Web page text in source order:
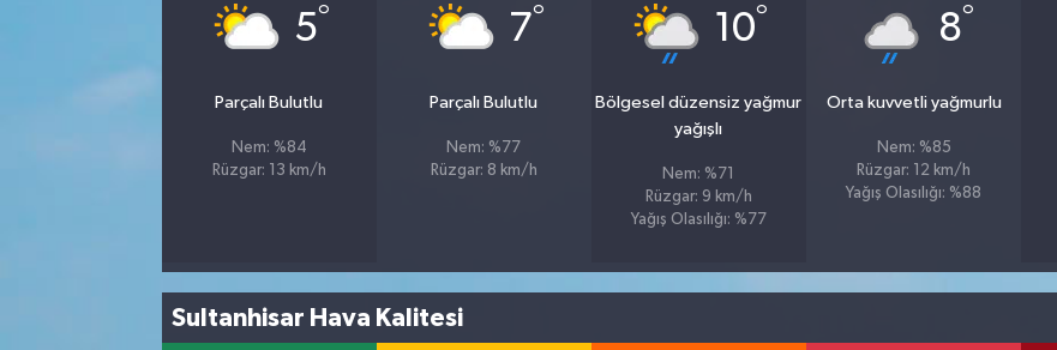
5°
Parçalı Bulutlu
Nem: %84
Rüzgar: 13 km/h
7°
Parçalı Bulutlu
Nem: %77
Rüzgar: 8 km/h
10°
Bölgesel düzensiz yağmur
yağışlı
Nem: %71
Rüzgar: 9 km/h
Yağış Olasılığı: %77
8°
Orta kuvvetli yağmurlu
Nem: %85
Rüzgar: 12 km/h
Yağış Olasılığı: %88
Sultanhisar Hava Kalitesi